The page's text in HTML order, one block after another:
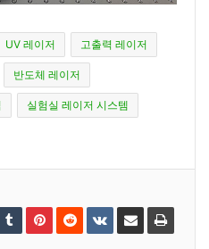
UV 레이저 고출력 레이저
반도체 레이저
실험실 레이저 시스템